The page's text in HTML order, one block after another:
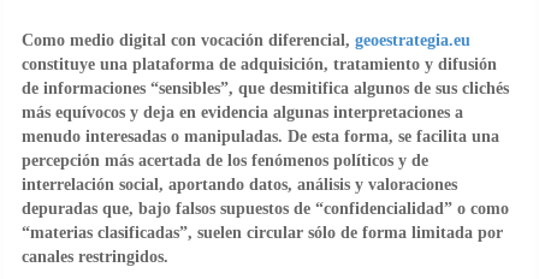
Como medio digital con vocación diferencial, geoestrategia.eu
constituye una plataforma de adquisición, tratamiento y difusión
de informaciones “sensibles”, que desmitifica algunos de sus clichés
más equívocos y deja en evidencia algunas interpretaciones a
menudo interesadas o manipuladas. De esta forma, se facilita una
percepción más acertada de los fenómenos políticos y de
interrelación social, aportando datos, análisis y valoraciones
depuradas que, bajo falsos supuestos de “confidencialidad” o como
“materias clasificadas”, suelen circular sólo de forma limitada por
canales restringidos.